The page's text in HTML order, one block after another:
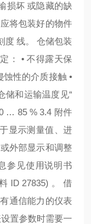
损坏 或隐藏的缺
将包装好的物件
度 线。 仓储包装
： • 不得露天保
蚀性的介质接触 •
储和运输温度见“
… 85 % 3.4 附件
显示测量值、进
外部显示和调整
参见使用说明书
ID 27835) 。 借
通信能力的仪表
置参数时需要一